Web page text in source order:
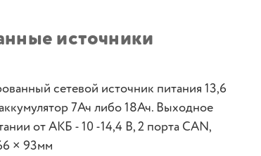
источники
сетевой источник питания 13,6
7Ач либо 18Ач. Выходное
от АКБ - 10 -14,4 В, 2 порта CAN,
× 93мм